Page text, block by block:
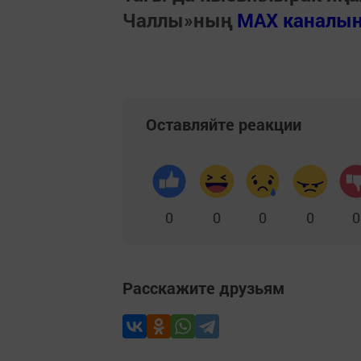
Чаллы»ның MAX
Оставляйте реакции
0 0 0 0 0
Расскажите друзьям